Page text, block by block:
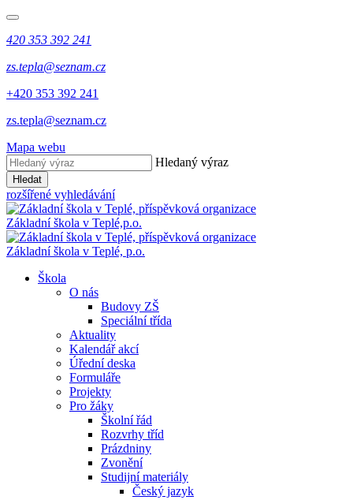
420 353 392 241
zs.tepla@seznam.cz
+420 353 392 241
zs.tepla@seznam.cz
Mapa webu
Hledaný výraz
Hledat
rozšířené vyhledávání
Základní škola v Teplé,p.o.
Základní škola v Teplé, p.o.
Škola
O nás
Budovy ZŠ
Speciální třída
Aktuality
Kalendář akcí
Úřední deska
Formuláře
Projekty
Pro žáky
Školní řád
Rozvrhy tříd
Prázdniny
Zvonění
Studijní materiály
Český jazyk